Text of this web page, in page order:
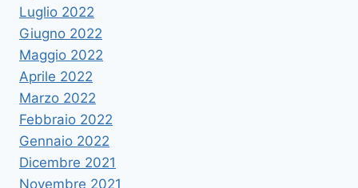
Luglio 2022
Giugno 2022
Maggio 2022
Aprile 2022
Marzo 2022
Febbraio 2022
Gennaio 2022
Dicembre 2021
Novembre 2021